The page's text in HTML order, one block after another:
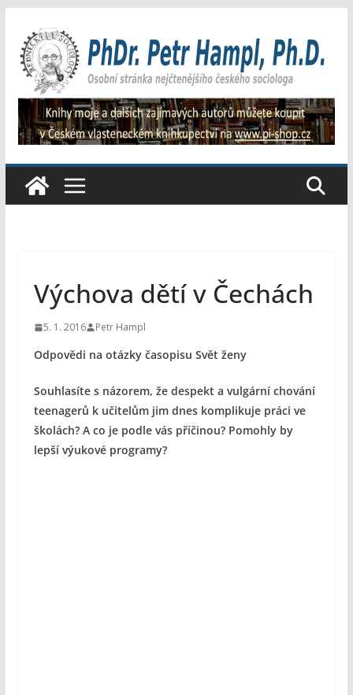
obsah
Výchova dětí v Čechách
5. 1. 2016 Petr Hampl
Odpovědi na otázky časopisu Svět ženy
Souhlasíte s názorem, že despekt a vulgární chování
teenagerů k učitelům jim dnes komplikuje práci ve
školách? A co je podle vás příčinou? Pomohly by
lepší výukové programy?